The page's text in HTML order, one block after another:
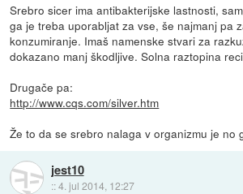
Srebro sicer ima antibakterijske lastnosti,
ga je treba uporabljat za vse, še najmanj pa
konzumiranje. Imaš namenske stvari za
dokazano manj škodljive. Solna raztopina
Drugače pa:
http://www.cqs.com/silver.htm
Že to da se srebro nalaga v organizmu je no
jest10
::4. jul 2014, 12:27